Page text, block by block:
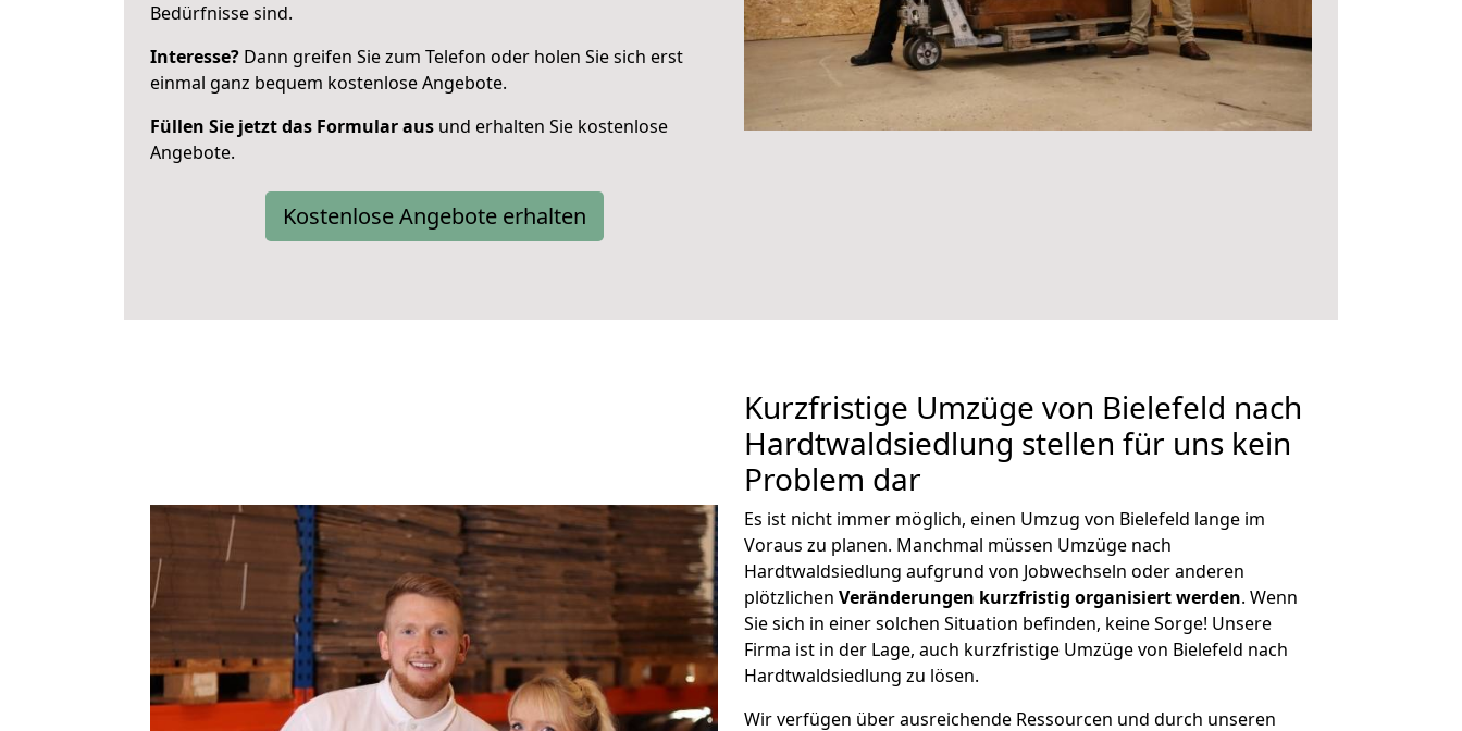
Bedürfnisse sind.
Interesse? Dann greifen Sie zum Telefon oder holen Sie sich erst
einmal ganz bequem kostenlose Angebote.
Füllen Sie jetzt das Formular aus und erhalten Sie kostenlose
Angebote.
Kostenlose Angebote erhalten
Kurzfristige Umzüge von Bielefeld nach
Hardtwaldsiedlung stellen für uns kein
Problem dar
Es ist nicht immer möglich, einen Umzug von Bielefeld lange im
Voraus zu planen. Manchmal müssen Umzüge nach
Hardtwaldsiedlung aufgrund von Jobwechseln oder anderen
plötzlichen Veränderungen kurzfristig organisiert werden. Wenn
Sie sich in einer solchen Situation befinden, keine Sorge! Unsere
Firma ist in der Lage, auch kurzfristige Umzüge von Bielefeld nach
Hardtwaldsiedlung zu lösen.
Wir verfügen über ausreichende Ressourcen und durch unseren